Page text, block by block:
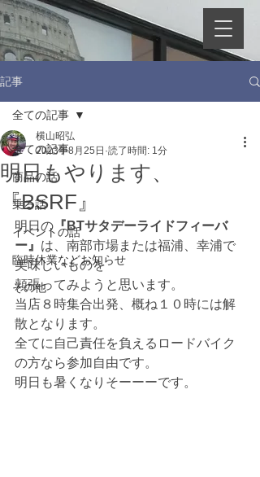
記事
全ての記事
商品の話
乗る話
イベントの話
臨時休業などお知らせ
その他
全ての記事
明日もやります、
『BSRF』
横山昭弘
2023年8月25日 読了時間: 1分
明日の 『BTサタデーライドフィーバ
ー』 は、南部市場または福浦、幸浦で
美味しいものを
頬張ってみようと思います。
当店８時集合出発、概ね１０時には解
散となります。
全てに自己責任を負えるロードバイク
の方なら参加自由です。
明日も暑くなりそーーーです。